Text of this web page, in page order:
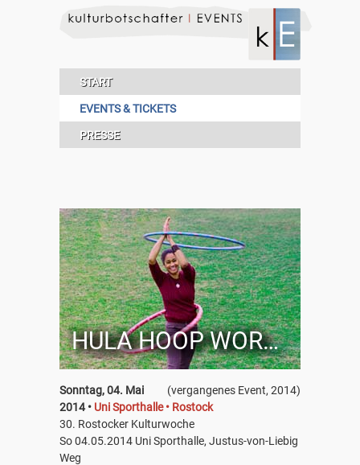
START
EVENTS & TICKETS
PRESSE
HULA HOOP WORKSHOP
(vergangenes Event, 2014)
Sonntag, 04. Mai
2014 • Uni Sporthalle • Rostock
30. Rostocker Kulturwoche
So 04.05.2014 Uni Sporthalle, Justus-von-Liebig
Weg